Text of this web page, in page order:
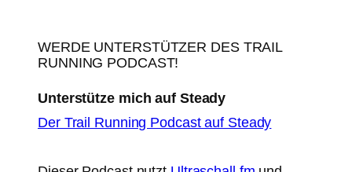
WERDE UNTERSTÜTZER DES TRAIL
RUNNING PODCAST!
Unterstütze mich auf Steady
Der Trail Running Podcast auf Steady